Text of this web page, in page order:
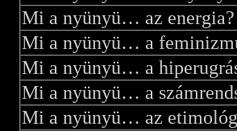
Mi a nyünyü… az energia?
Mi a nyünyü… a
Mi a nyünyü… a
Mi a nyünyü… a
Mi a nyünyü… az